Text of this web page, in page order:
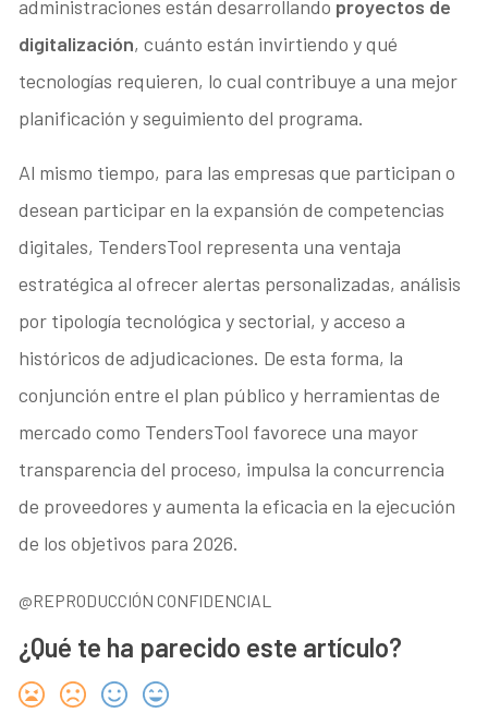
administraciones están desarrollando proyectos de
digitalización, cuánto están invirtiendo y qué
tecnologías requieren, lo cual contribuye a una mejor
planificación y seguimiento del programa.
Al mismo tiempo, para las empresas que participan o
desean participar en la expansión de competencias
digitales, TendersTool representa una ventaja
estratégica al ofrecer alertas personalizadas, análisis
por tipología tecnológica y sectorial, y acceso a
históricos de adjudicaciones. De esta forma, la
conjunción entre el plan público y herramientas de
mercado como TendersTool favorece una mayor
transparencia del proceso, impulsa la concurrencia
de proveedores y aumenta la eficacia en la ejecución
de los objetivos para 2026.
@REPRODUCCIÓN CONFIDENCIAL
¿Qué te ha parecido este artículo?